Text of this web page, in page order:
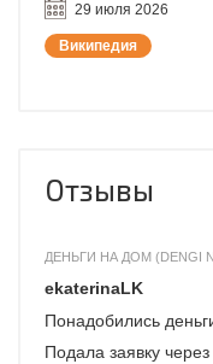
29 июля 2026
Википедия
Отзывы
ДЕНЬГИ НА ДОМ (DENGI
ekaterinaLK
Понадобились
Подала заявку